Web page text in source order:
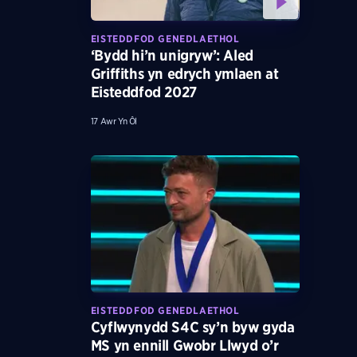
EISTEDDFOD GENEDLAETHOL
‘Bydd hi’n unigryw’: Aled
Griffiths yn edrych ymlaen at
Eisteddfod 2027
17 Awr Yn Ôl
EISTEDDFOD GENEDLAETHOL
Cyflwynydd S4C sy’n byw gyda
MS yn ennill Gwobr Llwyd o’r